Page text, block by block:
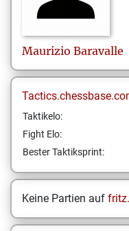
Maurizio Baravalle
Taktikelo:
Fight Elo:
Bester Taktiksprint:
Keine Partien auf